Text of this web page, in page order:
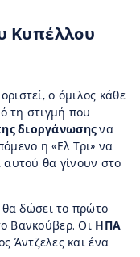
Κυπέλλου
ο όμιλος κάθε
τη στιγμή που
διοργάνωσηςνα
η «Ελ Τρι» να
αυτού θα γίνουν στο
θα δώσει το πρώτο
Βανκούβερ. Οι ΗΠΑ
Άντζελες και ένα